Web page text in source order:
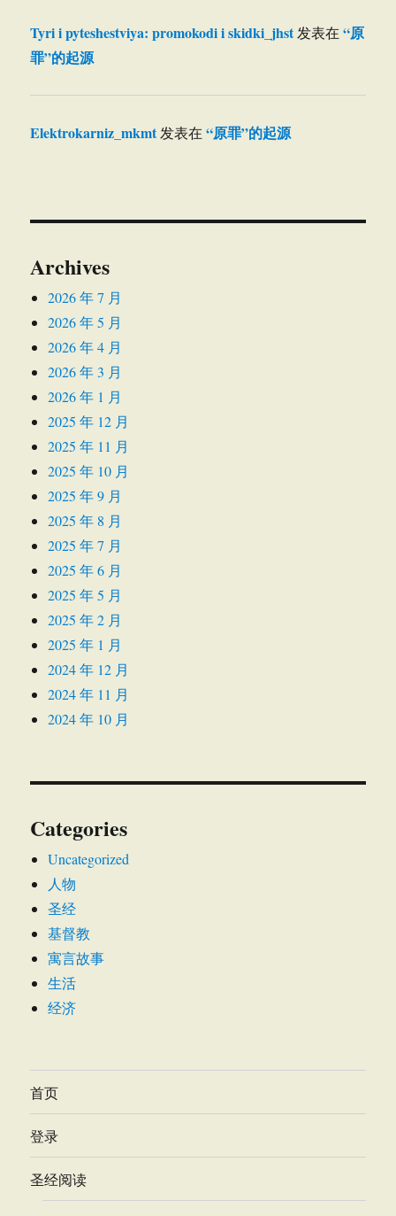
Tyri i pyteshestviya: promokodi i skidki_jhst发表在“原
罪”的起源
Elektrokarniz_mkmt发表在“原罪”的起源
Archives
2026 年 7 月
2026 年 5 月
2026 年 4 月
2026 年 3 月
2026 年 1 月
2025 年 12 月
2025 年 11 月
2025 年 10 月
2025 年 9 月
2025 年 8 月
2025 年 7 月
2025 年 6 月
2025 年 5 月
2025 年 2 月
2025 年 1 月
2024 年 12 月
2024 年 11 月
2024 年 10 月
Categories
Uncategorized
人物
圣经
基督教
寓言故事
生活
经济
首页
登录
圣经阅读